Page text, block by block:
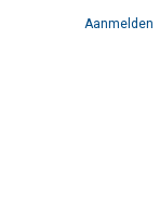
Aanmelden